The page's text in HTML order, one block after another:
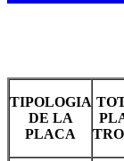
TIPOLOGIA
DE LA
PLACA